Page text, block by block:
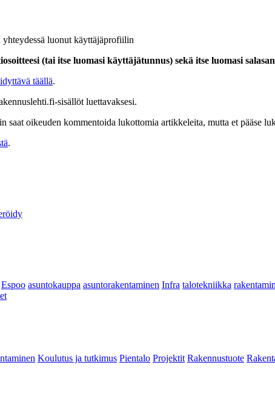
luonut käyttäjäprofiilin
(tai itse luomasi käyttäjätunnus) sekä itse luomasi
täällä.
sisällöt luettavaksesi.
oikeuden kommentoida lukottomia artikkeleita, mutta et pääse
.
Espoo asuntokauppa asuntorakentaminen Infra talotekniikka
Koulutus ja tutkimus Pientalo Projektit Rakennustuote